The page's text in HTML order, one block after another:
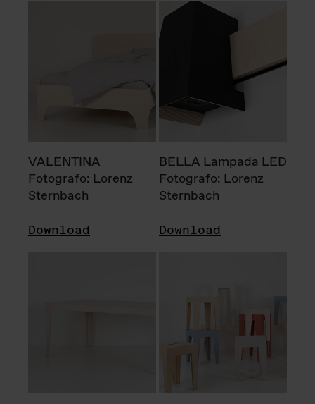
VALENTINA
Fotografo: Lorenz
Sternbach
Download
BELLA Lampada LED
Fotografo: Lorenz
Sternbach
Download